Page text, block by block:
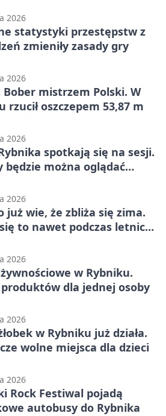
2026
statystyki przestępstw z
zmieniły zasady gry
2026
Bober mistrzem Polski. W
rzucił oszczepem 53,87 m
2026
spotkają się na sesji.
będzie można oglądać
2026
już wie, że zbliża się zima.
to nawet podczas letnich
2026
w Rybniku.
dla jednej osoby
2026
w Rybniku już działa.
wolne miejsca dla dzieci
2026
Rock Festiwal pojadą
autobusy do Rybnika